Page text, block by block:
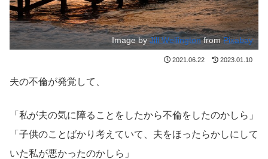
Image byJill WellingtonfromPixabay
2021.06.22 2023.01.10
夫の不倫が発覚して、
「私が夫の気に障ることをしたから不倫をしたのかしら」
「子供のことばかり考えていて、夫をほったらかしにして
いた私が悪かったのかしら」